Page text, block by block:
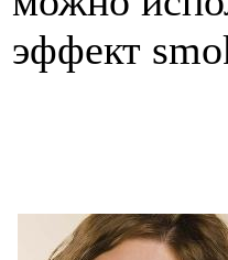
эффект